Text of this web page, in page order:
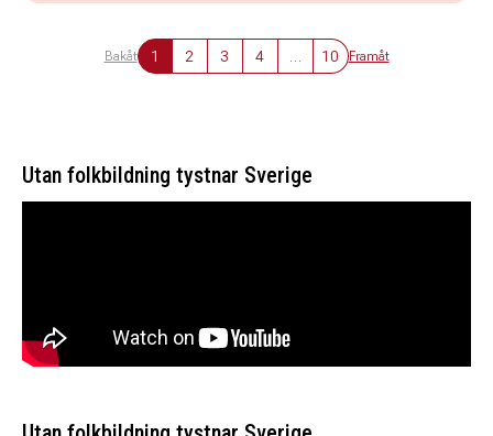
Bakåt 1 2 3 4 10 Framåt
Utan folkbildning tystnar Sverige